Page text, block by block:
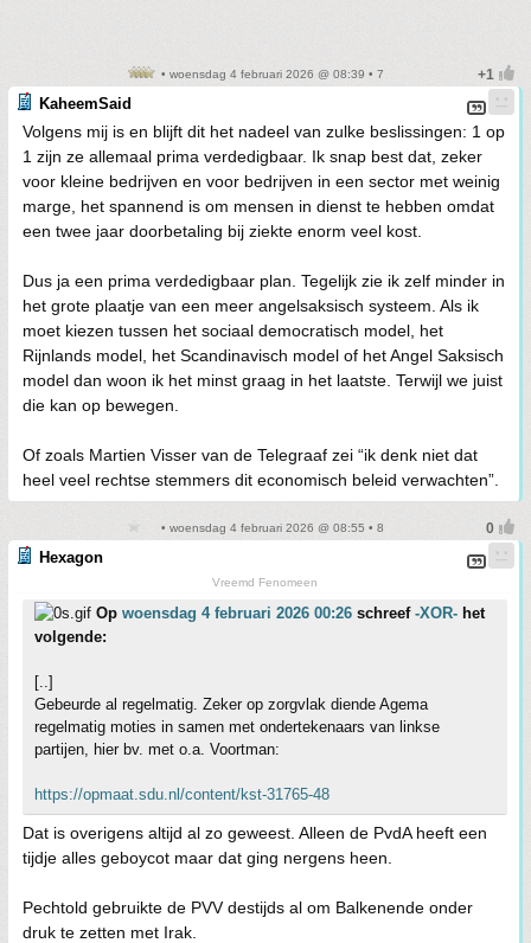
• woensdag 4 februari 2026 @ 08:39 • 7
KaheemSaid
Volgens mij is en blijft dit het nadeel van zulke beslissingen: 1 op
1 zijn ze allemaal prima verdedigbaar. Ik snap best dat, zeker
voor kleine bedrijven en voor bedrijven in een sector met weinig
marge, het spannend is om mensen in dienst te hebben omdat
een twee jaar doorbetaling bij ziekte enorm veel kost.
Dus ja een prima verdedigbaar plan. Tegelijk zie ik zelf minder in
het grote plaatje van een meer angelsaksisch systeem. Als ik
moet kiezen tussen het sociaal democratisch model, het
Rijnlands model, het Scandinavisch model of het Angel Saksisch
model dan woon ik het minst graag in het laatste. Terwijl we juist
die kan op bewegen.
Of zoals Martien Visser van de Telegraaf zei “ik denk niet dat
heel veel rechtse stemmers dit economisch beleid verwachten”.
• woensdag 4 februari 2026 @ 08:55 • 8
Hexagon
Vreemd Fenomeen
Op woensdag 4 februari 2026 00:26 schreef -XOR- het
volgende:
[..]
Gebeurde al regelmatig. Zeker op zorgvlak diende Agema
regelmatig moties in samen met ondertekenaars van linkse
partijen, hier bv. met o.a. Voortman:
https://opmaat.sdu.nl/content/kst-31765-48
Dat is overigens altijd al zo geweest. Alleen de PvdA heeft een
tijdje alles geboycot maar dat ging nergens heen.
Pechtold gebruikte de PVV destijds al om Balkenende onder
druk te zetten met Irak.